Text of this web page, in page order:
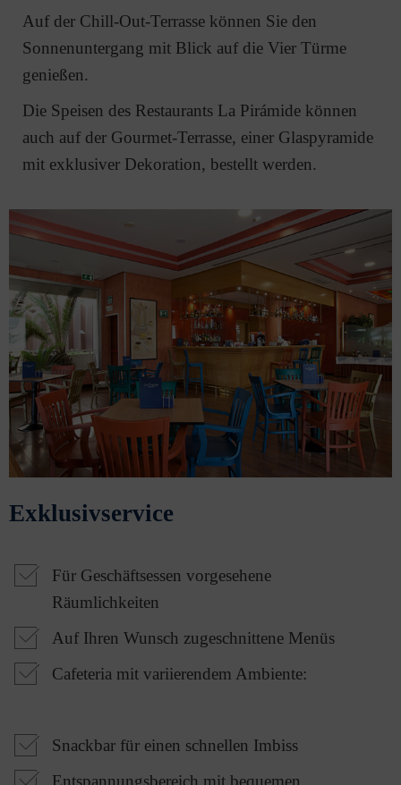
Auf der Chill-Out-Terrasse können Sie den
Sonnenuntergang mit Blick auf die Vier Türme
genießen.
Die Speisen des Restaurants La Pirámide können
auch auf der Gourmet-Terrasse, einer Glaspyramide
mit exklusiver Dekoration, bestellt werden.
Exklusivservice
Für Geschäftsessen vorgesehene
Räumlichkeiten
Auf Ihren Wunsch zugeschnittene Menüs
Cafeteria mit variierendem Ambiente:
Snackbar für einen schnellen Imbiss
Entspannungsbereich mit bequemen